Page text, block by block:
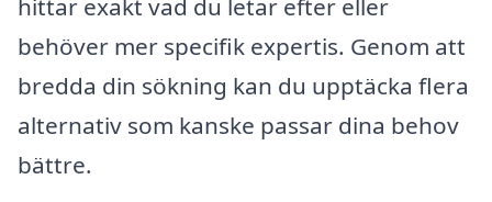
hittar exakt vad du letar efter eller
behöver mer specifik expertis. Genom att
bredda din sökning kan du upptäcka flera
alternativ som kanske passar dina behov
bättre.